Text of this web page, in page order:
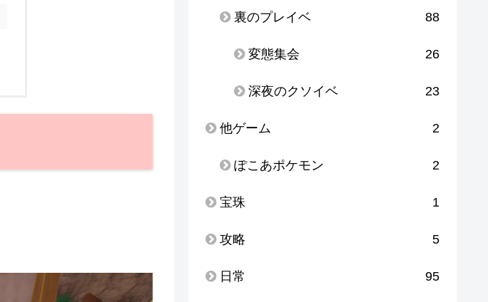
裏のプレイベ 88
変態集会 26
深夜のクソイベ 23
他ゲーム 2
ぽこあポケモン 2
宝珠 1
攻略 5
日常 95